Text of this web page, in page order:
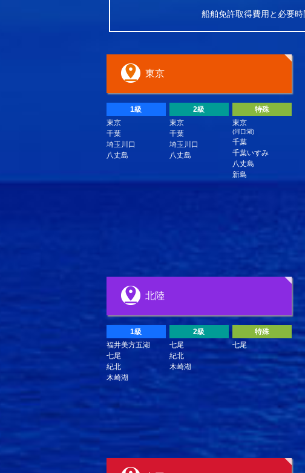
船舶免許取得費用と必要時
東京
1級
東京
千葉
埼玉川口
八丈島
2級
東京
千葉
埼玉川口
八丈島
特殊
東京
(河口湖)
千葉
千葉いすみ
八丈島
新島
北陸
1級
福井美方五湖
七尾
紀北
木崎湖
2級
七尾
紀北
木崎湖
特殊
七尾